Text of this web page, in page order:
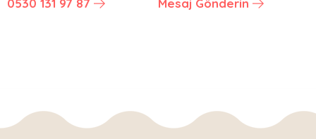
0530 131 97 87 Mesaj Gönderin